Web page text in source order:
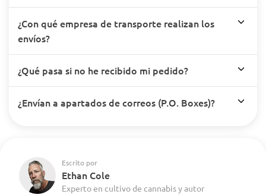
¿Con qué empresa de transporte realizan los
envíos?
¿Qué pasa si no he recibido mi pedido?
¿Envían a apartados de correos (P.O. Boxes)?
Escrito por
Ethan Cole
Experto en cultivo de cannabis y autor